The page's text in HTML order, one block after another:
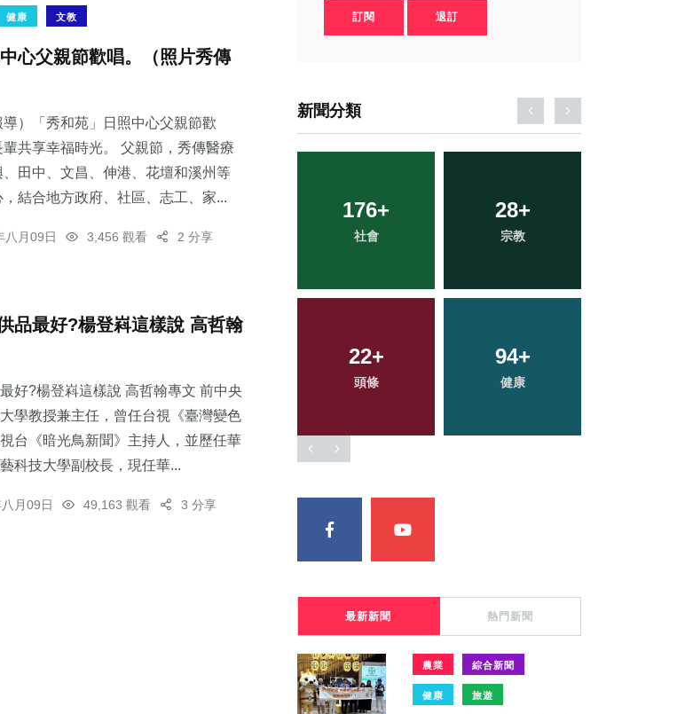
健康 文教
中心父親節歡唱。（照片秀傳
導）「秀和苑」日照中心父親節歡
共享幸福時光。 父親節，秀傳醫療
田中、文昌、伸港、花壇和溪州等
結合地方政府、社區、志工、家...
八月09日 3,456 觀看 2 分享
品最好?楊登嵙這樣說 高哲翰
好?楊登嵙這樣說 高哲翰專文 前中央
學教授兼主任，曾任台視《臺灣變色
台《暗光鳥新聞》主持人，並歷任華
科技大學副校長，現任華...
月09日 49,163 觀看 3 分享
訂閱 退訂
新聞分類
176+
社會
28
頭條 健康
32+
農業
316+
綜合新聞
103+
文教
72+
旅遊
最新新聞 熱門新聞
農業 綜合新聞
健康 旅遊